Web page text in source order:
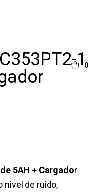
0
1
5AH + Cargador
nivel de ruido,